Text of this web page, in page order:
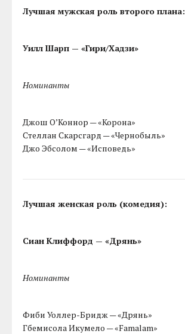
Лучшая мужская роль второго плана:
Уилл Шарп — «Гири/Хадзи»
Номинанты
Джош О’Коннор — «Корона»
Стеллан Скарсгард — «Чернобыль»
Джо Эбсолом — «Исповедь»
Лучшая женская роль (комедия):
Сиан Клиффорд — «Дрянь»
Номинанты
Фиби Уоллер-Бридж — «Дрянь»
Гбемисола Икумело — «Famalam»